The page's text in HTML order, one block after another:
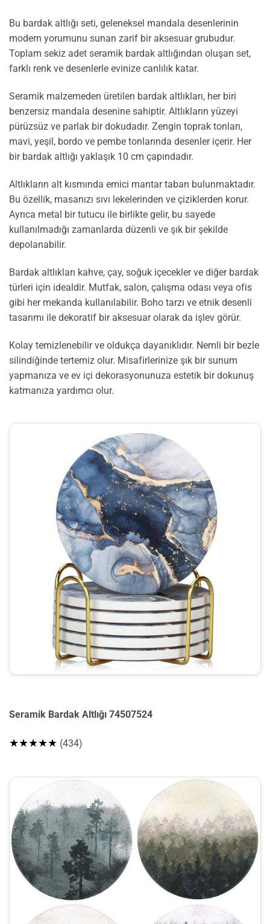
Bu bardak altlığı seti, geleneksel mandala desenlerinin
modern yorumunu sunan zarif bir aksesuar grubudur.
Toplam sekiz adet seramik bardak altlığından oluşan set,
farklı renk ve desenlerle evinize canlılık katar.
Seramik malzemeden üretilen bardak altlıkları, her biri
benzersiz mandala desenine sahiptir. Altlıkların yüzeyi
pürüzsüz ve parlak bir dokudadır. Zengin toprak tonları,
mavi, yeşil, bordo ve pembe tonlarında desenler içerir. Her
bir bardak altlığı yaklaşık 10 cm çapındadır.
Altlıkların alt kısmında emici mantar taban bulunmaktadır.
Bu özellik, masanızı sıvı lekelerinden ve çiziklerden korur.
Ayrıca metal bir tutucu ile birlikte gelir, bu sayede
kullanılmadığı zamanlarda düzenli ve şık bir şekilde
depolanabilir.
Bardak altlıkları kahve, çay, soğuk içecekler ve diğer bardak
türleri için idealdir. Mutfak, salon, çalışma odası veya ofis
gibi her mekanda kullanılabilir. Boho tarzı ve etnik desenli
tasarımı ile dekoratif bir aksesuar olarak da işlev görür.
Kolay temizlenebilir ve oldukça dayanıklıdır. Nemli bir bezle
silindiğinde tertemiz olur. Misafirlerinize şık bir sunum
yapmanıza ve ev içi dekorasyonunuza estetik bir dokunuş
katmanıza yardımcı olur.
Seramik Bardak Altlığı 74507524
★★★★★ (434)